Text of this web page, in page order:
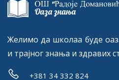
Желимо да школаа буде
и трајног знања и здравих
+381 34 332 824